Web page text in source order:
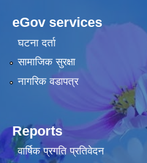
eGov services
घटना दर्ता
सामाजिक सुरक्षा
नागरिक वडापत्र
Reports
वार्षिक प्रगति प्रतिवेदन